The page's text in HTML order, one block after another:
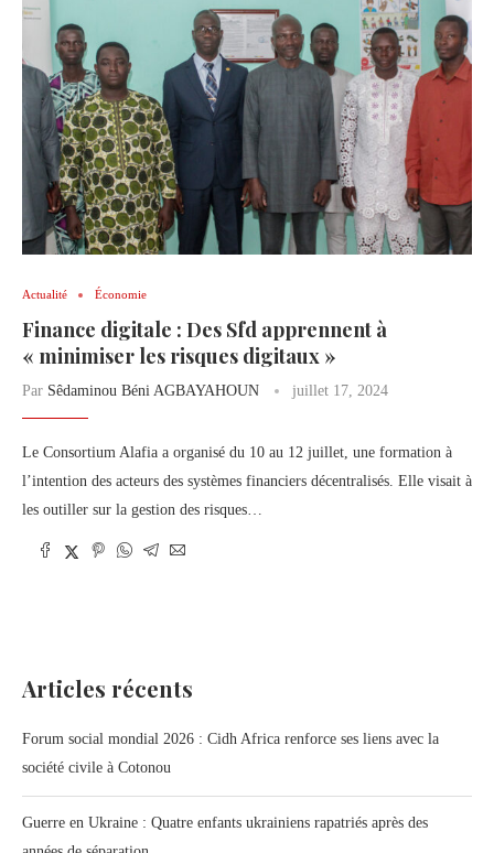
Actualité Économie
Finance digitale : Des Sfd apprennent à
« minimiser les risques digitaux »
Par Sêdaminou Béni AGBAYAHOUN juillet 17, 2024
Le Consortium Alafia a organisé du 10 au 12 juillet, une formation à
l’intention des acteurs des systèmes financiers décentralisés. Elle visait à
les outiller sur la gestion des risques…
Articles récents
Forum social mondial 2026 : Cidh Africa renforce ses liens avec la
société civile à Cotonou
Guerre en Ukraine : Quatre enfants ukrainiens rapatriés après des